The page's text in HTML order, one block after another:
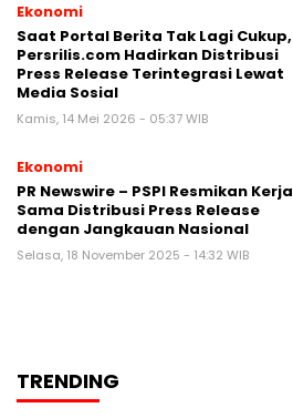
Ekonomi
Saat Portal Berita Tak Lagi Cukup,
Persrilis.com Hadirkan Distribusi
Press Release Terintegrasi Lewat
Media Sosial
Kamis, 14 Mei 2026 - 05:37 WIB
Ekonomi
PR Newswire – PSPI Resmikan Kerja
Sama Distribusi Press Release
dengan Jangkauan Nasional
Selasa, 18 November 2025 - 14:32 WIB
TRENDING